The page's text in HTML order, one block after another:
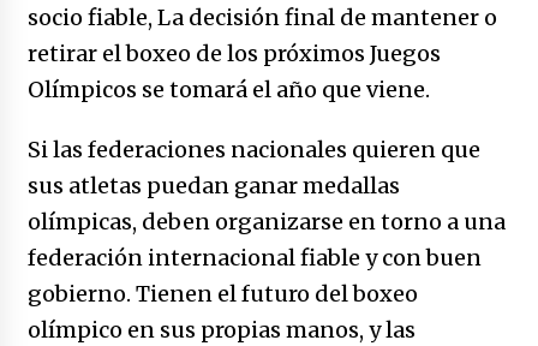
socio fiable, La decisión final de mantener o
retirar el boxeo de los próximos Juegos
Olímpicos se tomará el año que viene.
Si las federaciones nacionales quieren que
sus atletas puedan ganar medallas
olímpicas, deben organizarse en torno a una
federación internacional fiable y con buen
gobierno. Tienen el futuro del boxeo
olímpico en sus propias manos, y las